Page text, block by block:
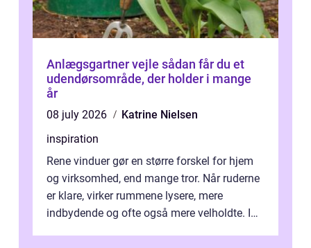
Anlægsgartner vejle sådan får du et
udendørsområde, der holder i mange
år
08 july 2026
Katrine Nielsen
inspiration
Rene vinduer gør en større forskel for hjem
og virksomhed, end mange tror. Når ruderne
er klare, virker rummene lysere, mere
indbydende og ofte også mere velholdte. I